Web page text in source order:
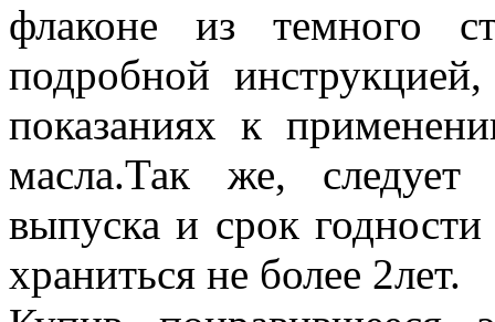
флаконе из темного
подробной
показаниях к
масла.Так же,
выпуска и срок
храниться не более 2лет.